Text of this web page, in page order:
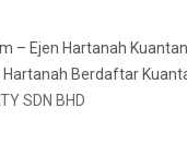
– Ejen Hartanah Kuantan
Hartanah Berdaftar
SDN BHD